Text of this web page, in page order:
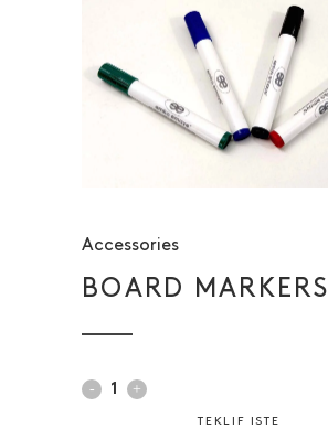
Accessories
BOARD MARKERS
TEKLIF ISTE